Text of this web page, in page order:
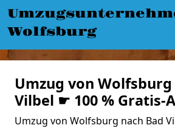
Wolfsburg
Umzug von Wolfsburg
Vilbel ☛ 100 % Gratis-
Umzug von Wolfsburg nach Bad